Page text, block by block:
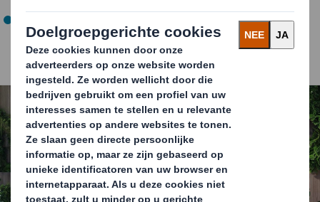
Met onze Circular Design Metrics kunt u eenvoudig de
circulariteitsprestaties van verschillende ontwerpen
aflezen, vergelijken en de juiste keuzes maken.